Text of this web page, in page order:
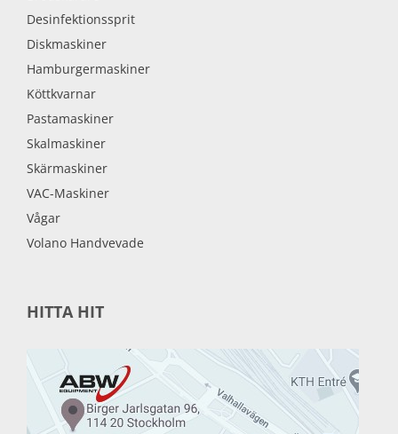
Desinfektionssprit
Diskmaskiner
Hamburgermaskiner
Köttkvarnar
Pastamaskiner
Skalmaskiner
Skärmaskiner
VAC-Maskiner
Vågar
Volano Handvevade
HITTA HIT